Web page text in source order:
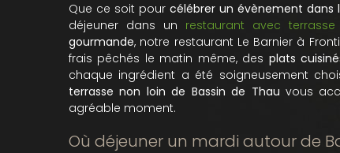
Que ce soit pour célébrer un évènement dans
déjeuner dans un restaurant avec terrasse
gourmande, notre restaurant Le Barnier à
frais pêchés le matin même, des plats
chaque ingrédient a été soigneusement
terrasse non loin de Bassin de Thau vous
agréable moment.
Où déjeuner un mardi autour de